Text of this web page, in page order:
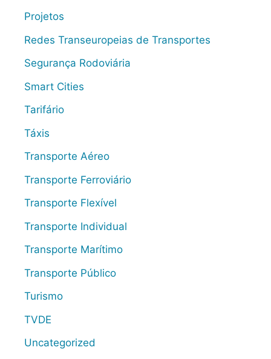
Projetos
Redes Transeuropeias de Transportes
Segurança Rodoviária
Smart Cities
Tarifário
Táxis
Transporte Aéreo
Transporte Ferroviário
Transporte Flexível
Transporte Individual
Transporte Marítimo
Transporte Público
Turismo
TVDE
Uncategorized